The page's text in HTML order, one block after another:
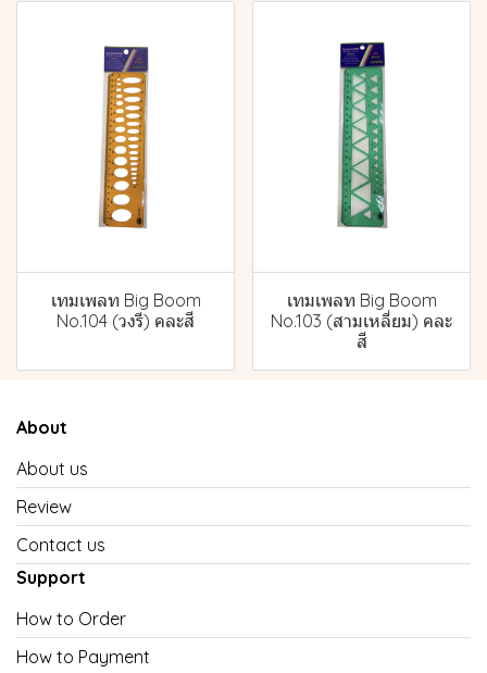
เทมเพลท Big Boom
No.104 (วงรี) คละสี
เทมเพลท Big Boom
No.103 (สามเหลี่ยม) คละ
สี
About
About us
Review
Contact us
Support
How to Order
How to Payment